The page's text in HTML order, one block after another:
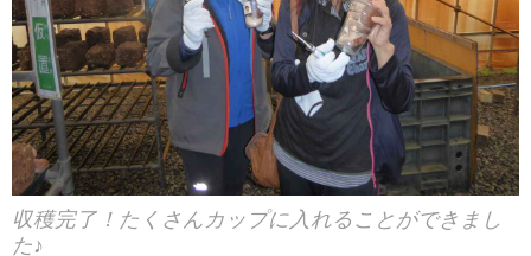
収穫完了！たくさんカップに入れることができまし
た♪